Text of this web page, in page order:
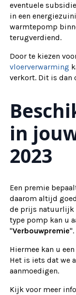
eventuele
in een
warmtepomp
terugverdiend.
Door te kiezen
vloerverwarming
verkort. Dit is dan
in
2023
Een premie
daarom altijd
de prijs natuurlijk
type pomp kan u
"Verbouwpremie".
Hiermee kan u
Het is iets dat we
aanmoedigen.
Kijk voor meer